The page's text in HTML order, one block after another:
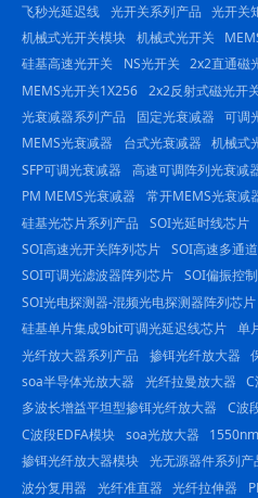
飞秒光延迟线 光开关系列产品 光开关
机械式光开关模块 机械式光开关
硅基高速光开关
NS光开关 2x2直通磁
MEMS光开关1X256 2x2反射式磁光开
光衰减器系列产品
固定光衰减器 可调
MEMS光衰减器
台式光衰减器 机械式
SFP可调光衰减器
高速可调阵列光衰减
PM MEMS光衰减器
常开MEMS光衰减
硅基光芯片系列产品
SOI光延时线芯片
SOI高速光开关阵列芯片 SOI高速多通
SOI可调光滤波器阵列芯片 SOI偏振控
SOI光电探测器-混频光电探测器阵列芯片
硅基单片集成9bit可调光延迟线芯片 单
光纤放大器系列产品
掺铒光纤放大器
soa半导体光放大器
光纤拉曼放大器
多波长增益平坦型掺铒光纤放大器
C波
C波段EDFA模块 soa光放大器
掺铒光纤放大器模块 光无源器件系列产
波分复用器
光纤准直器 光纤拉伸器